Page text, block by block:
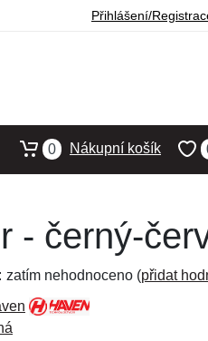
Přihlášení/
0 Nákupní košík
- černý-
zatím nehodnoceno (přidat